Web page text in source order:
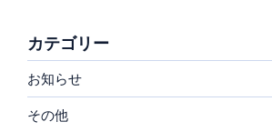
カテゴリー
お知らせ
その他